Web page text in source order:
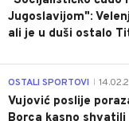
Jugoslavijom":
ali je u duši ostalo
OSTALI SPORTOVI
Vujović poslije